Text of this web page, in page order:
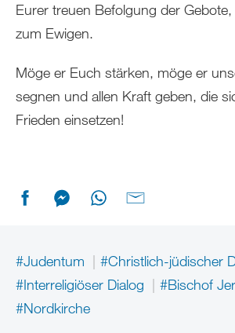
Eurer treuen Befolgung der
zum Ewigen.
Möge er Euch stärken, möge er
segnen und allen Kraft geben, die
Frieden einsetzen!
#Judentum
#Christlich-jüdischer
#Interreligiöser Dialog
#Bischof
#Nordkirche